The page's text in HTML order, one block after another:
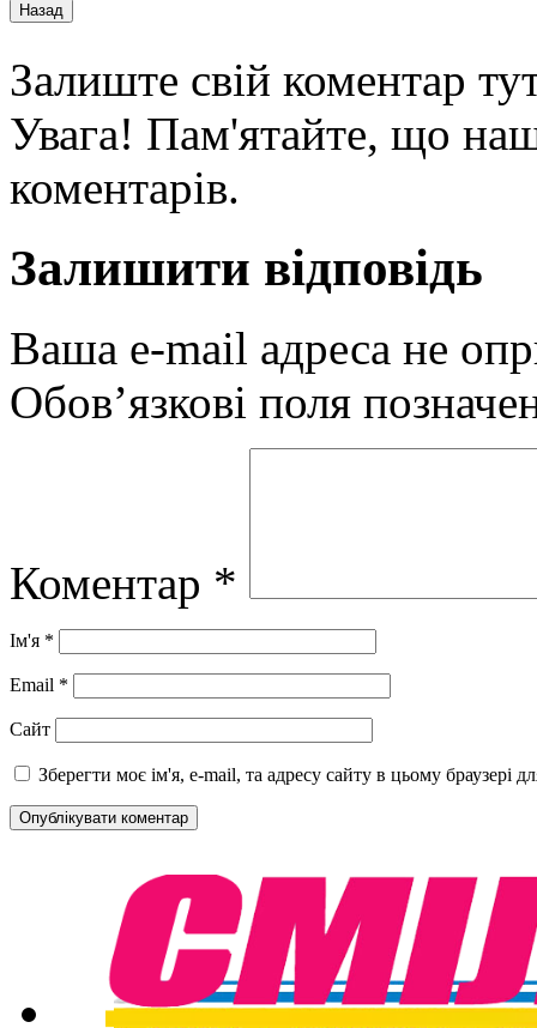
Залиште свій коментар
Увага! Пам'ятайте, що
коментарів.
Залишити відповідь
Ваша e-mail адреса не
Обов’язкові поля
Коментар *
Ім'я *
Email *
Сайт
Зберегти моє ім'я, e-mail, та адресу сайту в цьому браузері